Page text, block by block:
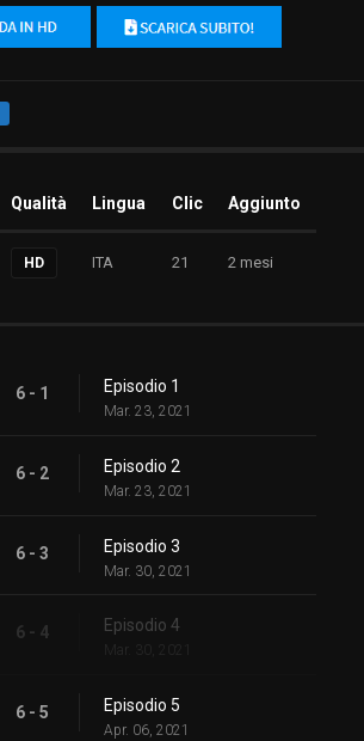
Qualità Lingua Clic Aggiunto
HD ITA 21 2 mesi
6 - 1 Episodio 1
Mar. 23, 2021
6 - 2 Episodio 2
Mar. 23, 2021
6 - 3 Episodio 3
Mar. 30, 2021
6 - 4 Episodio 4
Mar. 30, 2021
6 - 5 Episodio 5
Apr. 06, 2021